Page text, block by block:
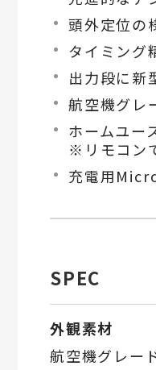
頭外定位の
タイミング
出力段に新
航空機グレ
ホームユー
※リモコン
充電用
SPEC
外観素材
航空機グレー